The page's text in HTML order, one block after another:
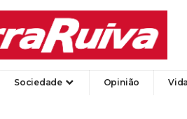
Sociedade Opinião Vida